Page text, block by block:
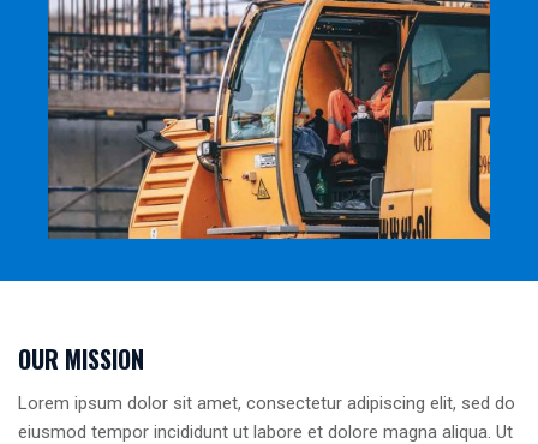
OUR MISSION
Lorem ipsum dolor sit amet, consectetur adipiscing elit, sed do
eiusmod tempor incididunt ut labore et dolore magna aliqua. Ut